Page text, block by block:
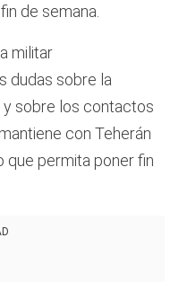
de semana.
militar
dudas sobre la
y sobre los contactos
con Teherán
que permita poner fin